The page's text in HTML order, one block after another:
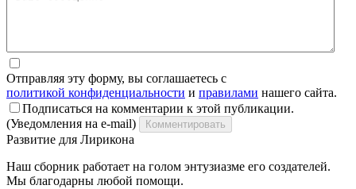
Отправляя эту форму, вы соглашаетесь с
политикой конфиденциальности и правилами нашего сайта.
Подписаться на комментарии к этой публикации.
(Уведомления на e-mail)
Комментировать
Развитие для Лирикона
Наш сборник работает на голом энтузиазме его создателей.
Мы благодарны любой помощи.